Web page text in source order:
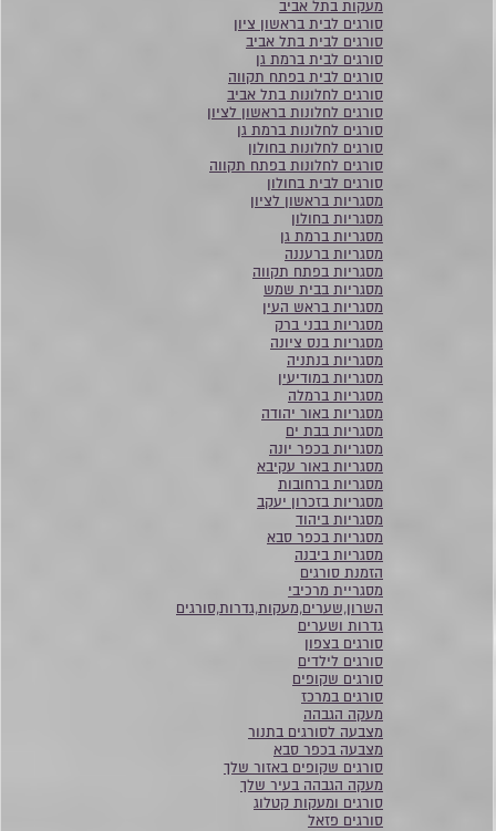
מעקות בתל אביב
סורגים לבית בראשון ציון
סורגים לבית בתל אביב
סורגים לבית ברמת גן
סורגים לבית בפתח תקווה
סורגים לחלונות בתל אביב
סורגים לחלונות בראשון לציון
סורגים לחלונות ברמת גן
סורגים לחלונות בחולון
סורגים לחלונות בפתח תקווה
סורגים לבית בחולון
מסגריות בראשון לציון
מסגריות בחולון
מסגריות ברמת גן
מסגריות ברעננה
מסגריות בפתח תקווה
מסגריות בבית שמש
מסגריות בראש העין
מסגריות בבני ברק
מסגריות בנס ציונה
מסגריות בנתניה
מסגריות במודיעין
מסגריות ברמלה
מסגריות באור יהודה
מסגריות בבת ים
מסגריות בכפר יונה
מסגריות באור עקיבא
מסגריות ברחובות
מסגריות בזכרון יעקב
מסגריות ביהוד
מסגריות בכפר סבא
מסגריות ביבנה
הזמנת סורגים
מסגריית מרכיבי
השרון,שערים,מעקות,גדרות,סורגים
גדרות ושערים
סורגים בצפון
סורגים לילדים
סורגים שקופים
סורגים במרכז
מעקה הגבהה
מצבעה לסורגים בתנור
מצבעה בכפר סבא
סורגים שקופים באזור שלך
מעקה הגבהה בעיר שלך
סורגים ומעקות קטלוג
סורגים פזאל